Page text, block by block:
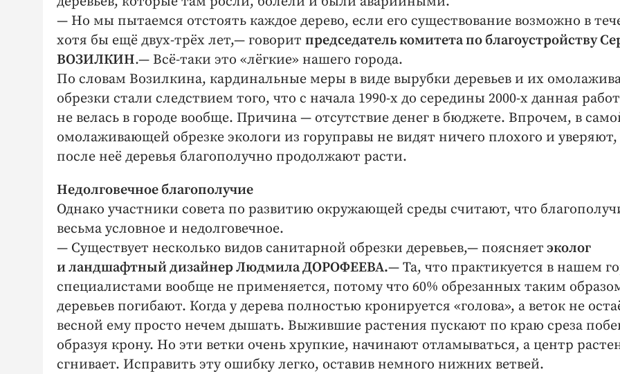
— Но мы пытаемся отстоять каждое дерево, если его существование возможно в
хотя бы ещё двух-трёх лет,— говорит председатель комитета по благоустройству
ВОЗИЛКИН.— Всё-таки это «лёгкие» нашего города.
По словам Возилкина, кардинальные меры в виде вырубки деревьев и их
обрезки стали следствием того, что с начала 1990-х до середины 2000-х данная
не велась в городе вообще. Причина — отсутствие денег в бюджете. Впрочем, в
омолаживающей обрезке экологи из горуправы не видят ничего плохого и уверяют,
после неё деревья благополучно продолжают расти.
Недолговечное благополучие
Однако участники совета по развитию окружающей среды считают, что
весьма условное и недолговечное.
— Существует несколько видов санитарной обрезки деревьев,— поясняет эколог
и ландшафтный дизайнер Людмила ДОРОФЕЕВА.— Та, что практикуется в нашем
специалистами вообще не применяется, потому что 60% обрезанных таким
деревьев погибают. Когда у дерева полностью кронируется «голова», а веток не
весной ему просто нечем дышать. Выжившие растения пускают по краю среза
образуя крону. Но эти ветки очень хрупкие, начинают отламываться, а центр
сгнивает. Исправить эту ошибку легко, оставив немного нижних ветвей.